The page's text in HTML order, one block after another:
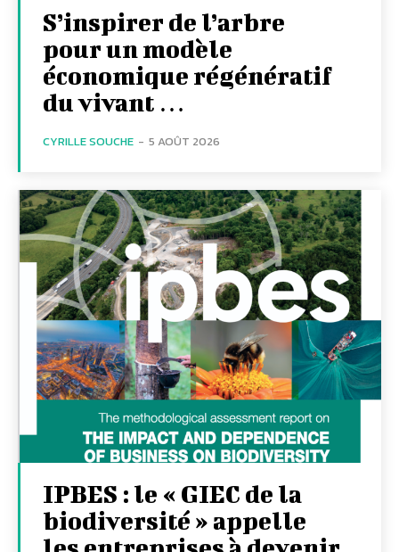
S’inspirer de l’arbre
pour un modèle
économique régénératif
du vivant …
CYRILLE SOUCHE - 5 AOÛT 2026
IPBES : le « GIEC de la
biodiversité » appelle